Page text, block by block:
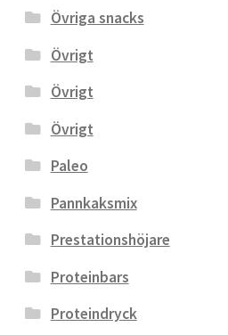
Övriga snacks
Övrigt
Övrigt
Övrigt
Paleo
Pannkaksmix
Prestationshöjare
Proteinbars
Proteindryck